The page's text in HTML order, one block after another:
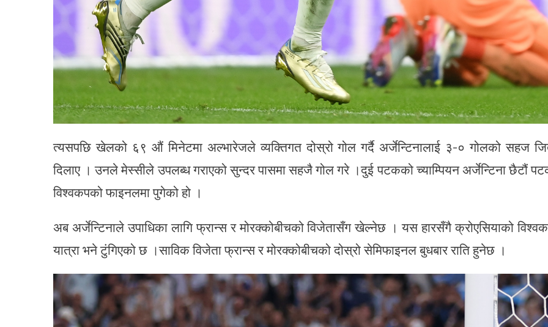
त्यसपछि खेलको ६९ औं मिनेटमा अल्भारेजले व्यक्तिगत दोस्रो गोल गर्दै अर्जेन्टिनालाई ३-० गोलको सहज
दिलाए । उनले मेस्सीले उपलब्ध गराएको सुन्दर पासमा सहजै गोल गरे ।दुई पटकको च्याम्पियन अर्जेन्टिना छैटौं
विश्वकपको फाइनलमा पुगेको हो ।
अब अर्जेन्टिनाले उपाधिका लागि फ्रान्स र मोरक्कोबीचको विजेतासँग खेल्नेछ । यस हारसँगै क्रोएसियाको
यात्रा भने टुंगिएको छ ।साविक विजेता फ्रान्स र मोरक्कोबीचको दोस्रो सेमिफाइनल बुधबार राति हुनेछ ।